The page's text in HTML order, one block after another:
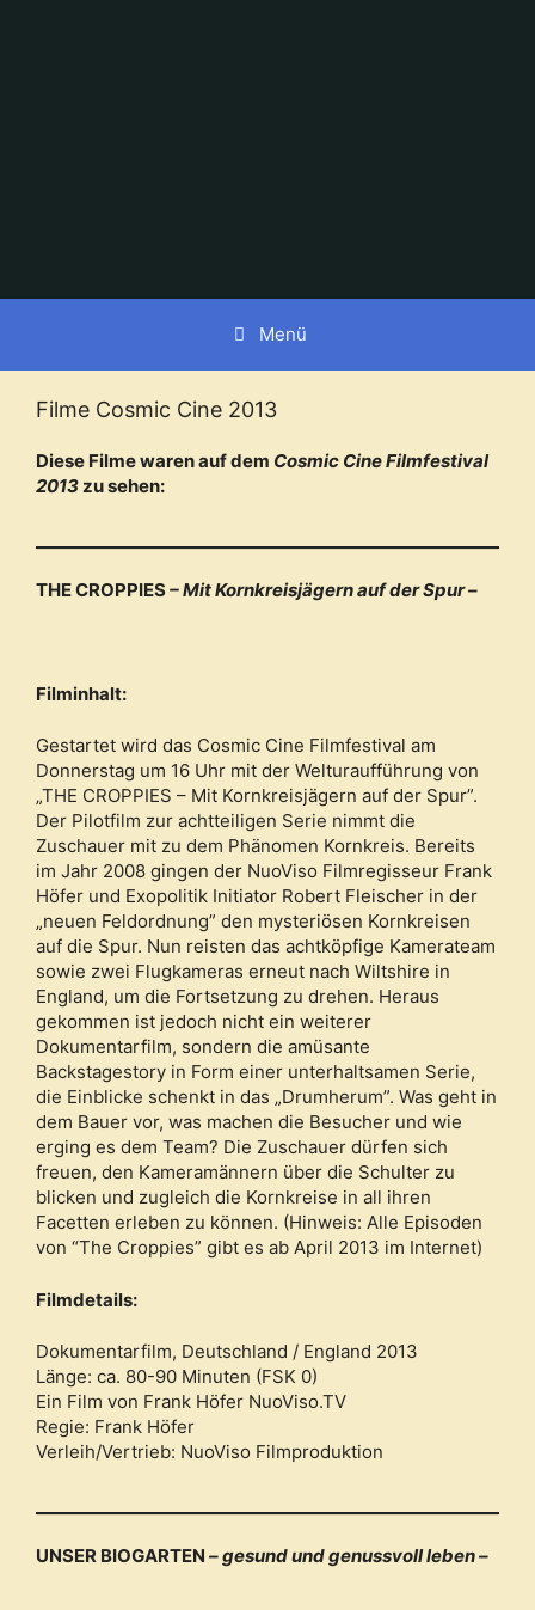
Menü
Filme Cosmic Cine 2013
Diese Filme waren auf dem Cosmic Cine Filmfestival
2013zu sehen:
THE CROPPIES– Mit Kornkreisjägern auf der Spur –
Filminhalt:
Gestartet wird das Cosmic Cine Filmfestival am
Donnerstag um 16 Uhr mit der Welturaufführung von
„THE CROPPIES – Mit Kornkreisjägern auf der Spur”.
Der Pilotfilm zur achtteiligen Serie nimmt die
Zuschauer mit zu dem Phänomen Kornkreis. Bereits
im Jahr 2008 gingen der NuoViso Filmregisseur Frank
Höfer und Exopolitik Initiator Robert Fleischer in der
„neuen Feldordnung” den mysteriösen Kornkreisen
auf die Spur. Nun reisten das achtköpfige Kamerateam
sowie zwei Flugkameras erneut nach Wiltshire in
England, um die Fortsetzung zu drehen. Heraus
gekommen ist jedoch nicht ein weiterer
Dokumentarfilm, sondern die amüsante
Backstagestory in Form einer unterhaltsamen Serie,
die Einblicke schenkt in das „Drumherum”. Was geht in
dem Bauer vor, was machen die Besucher und wie
erging es dem Team? Die Zuschauer dürfen sich
freuen, den Kameramännern über die Schulter zu
blicken und zugleich die Kornkreise in all ihren
Facetten erleben zu können. (Hinweis: Alle Episoden
von “The Croppies” gibt es ab April 2013 im Internet)
Filmdetails:
Dokumentarfilm, Deutschland / England 2013
Länge: ca. 80-90 Minuten (FSK 0)
Ein Film von Frank Höfer NuoViso.TV
Regie: Frank Höfer
Verleih/Vertrieb: NuoViso Filmproduktion
UNSER BIOGARTEN – gesund und genussvoll leben –